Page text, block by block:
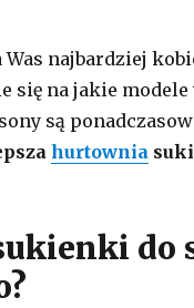
najbardziej
się na jakie
są
hurtownia
do